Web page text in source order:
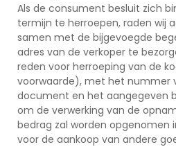
Als de consument besluit zich
termijn te herroepen, raden wij
samen met de bijgevoegde
adres van de verkoper te
reden voor herroeping van de
voorwaarde), met het nummer
document en het aangegeven
om de verwerking van de
bedrag zal worden opgenomen
voor de aankoop van andere